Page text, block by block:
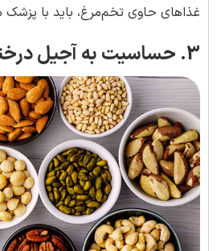
غذاهای حاوی تخم‌مرغ، باید با
3. حساسیت به آجیل درختی